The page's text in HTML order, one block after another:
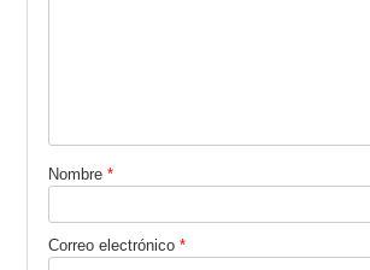
Nombre*
Correo electrónico*